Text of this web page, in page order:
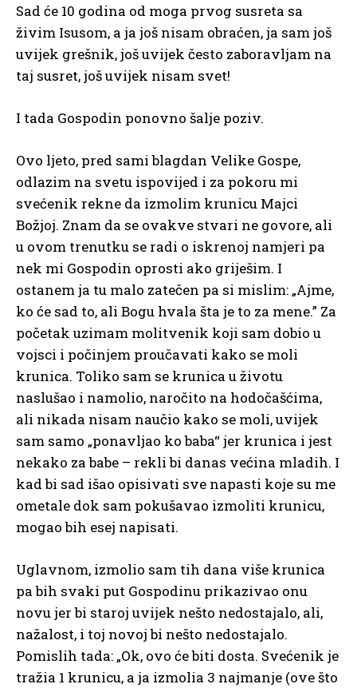
Sad će 10 godina od moga prvog susreta sa
živim Isusom, a ja još nisam obraćen, ja sam još
uvijek grešnik, još uvijek često zaboravljam na
taj susret, još uvijek nisam svet!
I tada Gospodin ponovno šalje poziv.
Ovo ljeto, pred sami blagdan Velike Gospe,
odlazim na svetu ispovijed i za pokoru mi
svećenik rekne da izmolim krunicu Majci
Božjoj. Znam da se ovakve stvari ne govore, ali
u ovom trenutku se radi o iskrenoj namjeri pa
nek mi Gospodin oprosti ako griješim. I
ostanem ja tu malo zatečen pa si mislim: „Ajme,
ko će sad to, ali Bogu hvala šta je to za mene.” Za
početak uzimam molitvenik koji sam dobio u
vojsci i počinjem proučavati kako se moli
krunica. Toliko sam se krunica u životu
naslušao i namolio, naročito na hodočašćima,
ali nikada nisam naučio kako se moli, uvijek
sam samo „ponavljao ko baba“ jer krunica i jest
nekako za babe – rekli bi danas većina mladih. I
kad bi sad išao opisivati sve napasti koje su me
ometale dok sam pokušavao izmoliti krunicu,
mogao bih esej napisati.
Uglavnom, izmolio sam tih dana više krunica
pa bih svaki put Gospodinu prikazivao onu
novu jer bi staroj uvijek nešto nedostajalo, ali,
nažalost, i toj novoj bi nešto nedostajalo.
Pomislih tada: „Ok, ovo će biti dosta. Svećenik je
tražia 1 krunicu, a ja izmolia 3 najmanje (ove što